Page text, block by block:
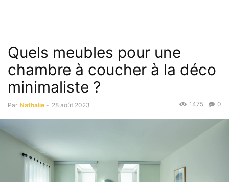
Quels meubles pour une
chambre à coucher à la déco
minimaliste ?
Par Nathalie - 28 août 2023 0
1475